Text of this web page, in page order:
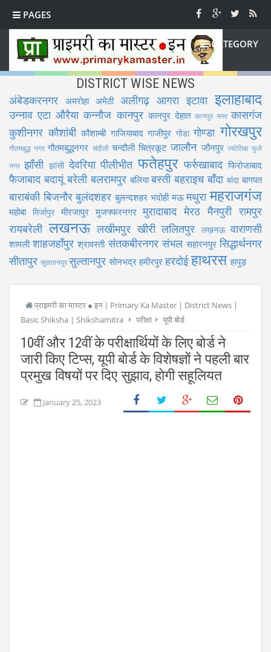
PAGES
CATEGORY
DISTRICT WISE NEWS
अंबेडकरनगर अमरोहा अमेठी अलीगढ़ आगरा इटावा इलाहाबाद
उन्नाव एटा औरैया कन्नौज कानपुर कानपुर देहात कानपुर नगर कासगंज
कुशीनगर कौशांबी कौशाम्बी गाजियाबाद गाजीपुर गोंडा गोण्डा गोरखपुर
गौतमबुद्ध नगर गौतमबुद्धनगर चंदौली चन्दौली चित्रकूट जालौन जौनपुर ज्योतिबा फुले
नगर झाँसी झांसी देवरिया पीलीभीत फतेहपुर फर्रुखाबाद फिरोजाबाद
फैजाबाद बदायूं बरेली बलरामपुर बलिया बस्ती बहराइच बाँदा बांदा बागपत
बाराबंकी बिजनौर बुलंदशहर बुलन्दशहर भदोही मऊ मथुरा महराजगंज
महोबा मिर्जापुर मीरजापुर मुजफ्फरनगर मुरादाबाद मेरठ मैनपुरी रामपुर
रायबरेली लखनऊ लखीमपुर खीरी ललितपुर लख़नऊ वाराणसी
शामली शाहजहाँपुर श्रावस्ती संतकबीरनगर संभल सहारनपुर सिद्धार्थनगर
सीतापुर सुलतानपुरसुल्तानपुर सोनभद्र हमीरपुर हरदोई हाथरस हापुड़
प्राइमरी का मास्टर ● इन | Primary Ka Master | District News |
Basic Shiksha | Shikshamitra
परीक्षा यूपी बोर्ड
10वीं और 12वीं के परीक्षार्थियों के लिए बोर्ड ने
जारी किए टिप्स, यूपी बोर्ड के विशेषज्ञों ने पहली बार
प्रमुख विषयों पर दिए सुझाव, होगी सहूलियत
January 25, 2023